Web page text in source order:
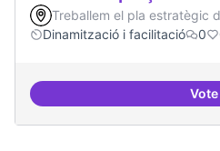
Treballem el pla estratègic
Dinamització i facilitació
0
Vote